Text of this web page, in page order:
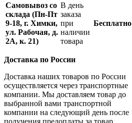
Самовывоз со
склада (Пн-Пт
9-18, г. Химки,
ул. Рабочая, д.
2А, к. 21)
В день
заказа
при
наличии
товара
Бесплатно
Доставка по России
Доставка наших товаров по России
осуществляется через транспортные
компании. Мы доставляем товар до
выбранной вами транспортной
компании на следующий день после
получения предоплаты за товар.